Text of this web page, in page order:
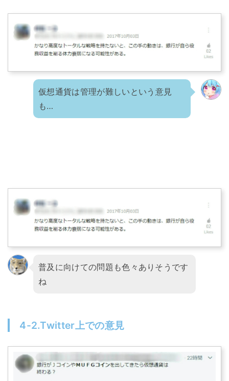
仮想通貨は管理が難しいという意見
も…
普及に向けての問題も色々ありそうです
ね
4-2.Twitter上での意見